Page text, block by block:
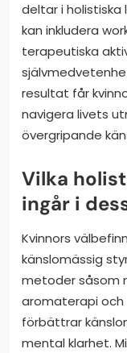
deltar i holistiska
kan inkludera
terapeutiska
resultat får
navigera livets
övergripande
Vilka
ingår i
Kvinnors
känslomässig
metoder såsom
aromaterapi och
förbättrar
mental klarhet.